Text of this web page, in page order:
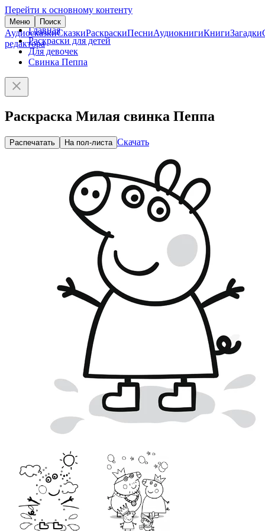
Перейти к основному контенту
Меню Поиск
АудиосказкиСказкиРаскраскиПесниАудиокнигиКнигиЗагадки
редактора
Главная
Раскраски для детей
Для девочек
Свинка Пеппа
Раскраска Милая свинка Пеппа
Распечатать На пол-листа Скачать